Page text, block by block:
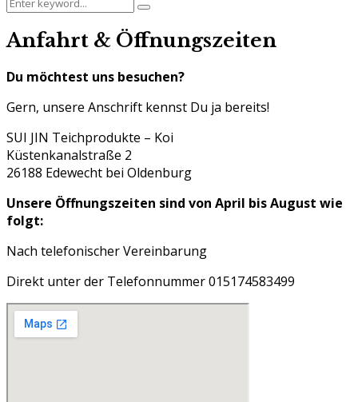
Search
Anfahrt & Öffnungszeiten
Du möchtest uns besuchen?
Gern, unsere Anschrift kennst Du ja bereits!
SUI JIN Teichprodukte – Koi
Küstenkanalstraße 2
26188 Edewecht bei Oldenburg
Unsere Öffnungszeiten sind von April bis August wie
folgt:
Nach telefonischer Vereinbarung
Direkt unter der Telefonnummer 015174583499